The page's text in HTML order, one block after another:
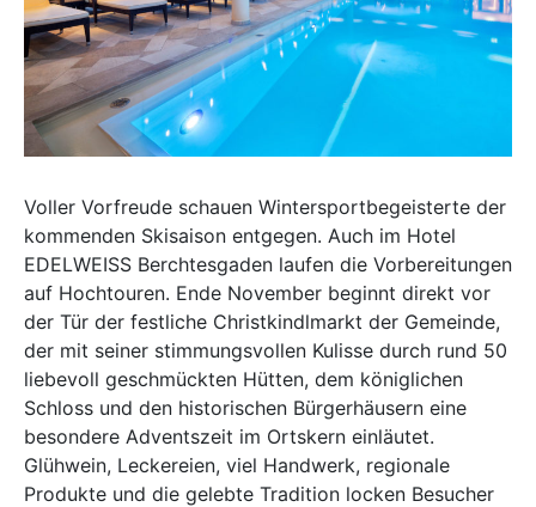
Voller Vorfreude schauen Wintersportbegeisterte der
kommenden Skisaison entgegen. Auch im Hotel
EDELWEISS Berchtesgaden laufen die Vorbereitungen
auf Hochtouren. Ende November beginnt direkt vor
der Tür der festliche Christkindlmarkt der Gemeinde,
der mit seiner stimmungsvollen Kulisse durch rund 50
liebevoll geschmückten Hütten, dem königlichen
Schloss und den historischen Bürgerhäusern eine
besondere Adventszeit im Ortskern einläutet.
Glühwein, Leckereien, viel Handwerk, regionale
Produkte und die gelebte Tradition locken Besucher